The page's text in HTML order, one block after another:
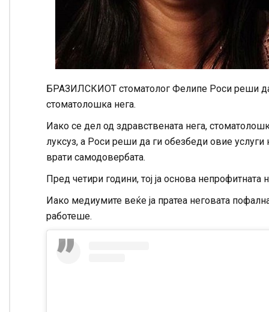
БРАЗИЛСКИОТ стоматолог Фелипе Роси реши
стоматолошка нега.
Иако се дел од здравствената нега,
луксуз, а Роси реши да ги обезбеди овие
врати самодовербата.
Пред четири години, тој ја основа непрофитната
Иако медиумите веќе ја пратеа неговата
работеше.